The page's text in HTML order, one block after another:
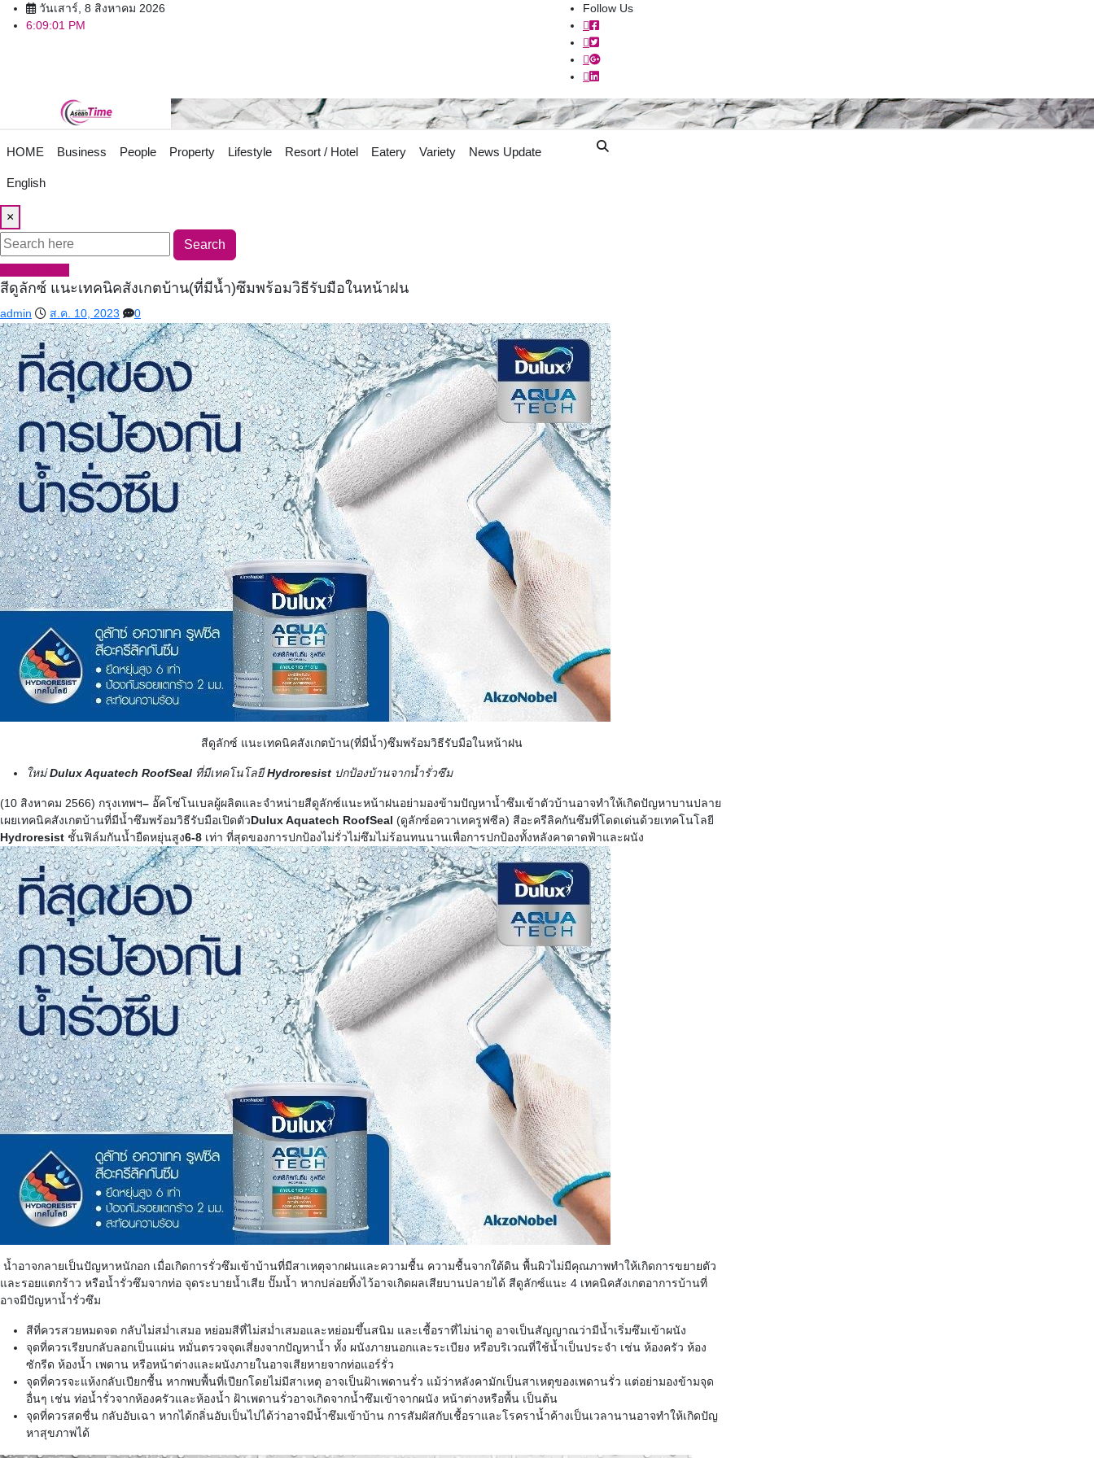
Skip
วันเสาร์, 8 สิงหาคม 2026
6:09:03 PM
Follow Us
HOME Business People Property Lifestyle Resort / Hotel Eatery Variety News Update
English
×
Search
สีดูลักซ์ แนะเทคนิคสังเกตบ้าน(ที่มีน้ำ)ซึมพร้อมวิธีรับมือในหน้าฝน
admin ส.ค. 10, 2023 0
สีดูลักซ์ แนะเทคนิคสังเกตบ้าน(ที่มีน้ำ)ซึมพร้อมวิธีรับมือในหน้าฝน
ใหม่ Dulux Aquatech RoofSeal ที่มีเทคโนโลยี Hydroresist ปกป้องบ้านจากน้ำรั่วซึม
(10 สิงหาคม 2566) กรุงเทพฯ– อั๊คโซ่โนเบลผู้ผลิตและจำหน่ายสีดูลักซ์แนะหน้าฝนอย่ามองข้ามปัญหาน้ำซึมเข้าตัวบ้านอาจทำให้เกิดปัญหาบานปลาย
เผยเทคนิคสังเกตบ้านที่มีน้ำซึมพร้อมวิธีรับมือเปิดตัวDulux Aquatech RoofSeal (ดูลักซ์อควาเทครูฟซีล) สีอะครีลิคกันซึมที่โดดเด่นด้วยเทคโนโลยี
Hydroresist ชั้นฟิล์มกันน้ำยืดหยุ่นสูง6-8 เท่า ที่สุดของการปกป้องไม่รั่วไม่ซึมไม่ร้อนทนนานเพื่อการปกป้องทั้งหลังคาดาดฟ้าและผนัง
น้ำอาจกลายเป็นปัญหาหนักอก เมื่อเกิดการรั่วซึมเข้าบ้านที่มีสาเหตุจากฝนและความชื้น ความชื้นจากใต้ดิน พื้นผิวไม่มีคุณภาพทำให้เกิดการขยายตัว
และรอยแตกร้าว หรือน้ำรั่วซึมจากท่อ จุดระบายน้ำเสีย ปั๊มน้ำ หากปล่อยทิ้งไว้อาจเกิดผลเสียบานปลายได้ สีดูลักซ์แนะ 4 เทคนิคสังเกตอาการบ้านที่
อาจมีปัญหาน้ำรั่วซึม
สีที่ควรสวยหมดจด กลับไม่สม่ำเสมอ หย่อมสีที่ไม่สม่ำเสมอและหย่อมขึ้นสนิม และเชื้อราที่ไม่น่าดู อาจเป็นสัญญาณว่ามีน้ำเริ่มซึมเข้าผนัง
จุดที่ควรเรียบกลับลอกเป็นแผ่น หมั่นตรวจจุดเสี่ยงจากปัญหาน้ำ ทั้ง ผนังภายนอกและระเบียง หรือบริเวณที่ใช้น้ำเป็นประจำ เช่น ห้องครัว ห้อง
ซักรีด ห้องน้ำ เพดาน หรือหน้าต่างและผนังภายในอาจเสียหายจากท่อแอร์รั่ว
จุดที่ควรจะแห้งกลับเปียกชื้น หากพบพื้นที่เปียกโดยไม่มีสาเหตุ อาจเป็นฝ้าเพดานรั่ว แม้ว่าหลังคามักเป็นสาเหตุของเพดานรั่ว แต่อย่ามองข้ามจุด
อื่นๆ เช่น ท่อน้ำรั่วจากห้องครัวและห้องน้ำ ฝ้าเพดานรั่วอาจเกิดจากน้ำซึมเข้าจากผนัง หน้าต่างหรือพื้น เป็นต้น
จุดที่ควรสดชื่น กลับอับเฉา หากได้กลิ่นอับเป็นไปได้ว่าอาจมีน้ำซึมเข้าบ้าน การสัมผัสกับเชื้อราและโรคราน้ำค้างเป็นเวลานานอาจทำให้เกิดปัญ
หาสุขภาพได้